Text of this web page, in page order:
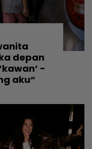
depan
-
aku“